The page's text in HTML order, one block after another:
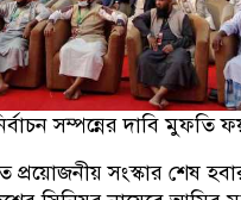
সম্পন্নের দাবি মুফতি
সংস্কার শেষ